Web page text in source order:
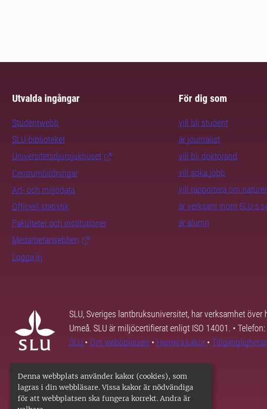
Denna webbplats använder kakor (cookies), som
lagras i din webbläsare. Vissa kakor är nödvändiga
för att webbplatsen ska fungera korrekt. Andra är
Utvalda ingångar
Studentwebb
SLU-biblioteket
Universitetsdjursjukhuset
Centrumbildningar
Art- och miljödata
Officiell statistik
Fakulteter och institutioner
Medarbetarwebben
Logga in
För dig som
vill bli student
är journalist
vill bli doktorand
vill söka jobb
vill rapportera om
är verksam inom SLU:s
är alumn
SLU, Sveriges lantbruksuniversitet, har verksamhet
Umeå. SLU är miljöcertifierat enligt ISO 14001. •
SLU • Om webbplatsen • Hantera kakor •